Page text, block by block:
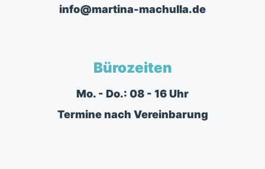
info@martina-machulla.de
Bürozeiten
Mo. - Do.: 08 - 16 Uhr
Termine nach Vereinbarung